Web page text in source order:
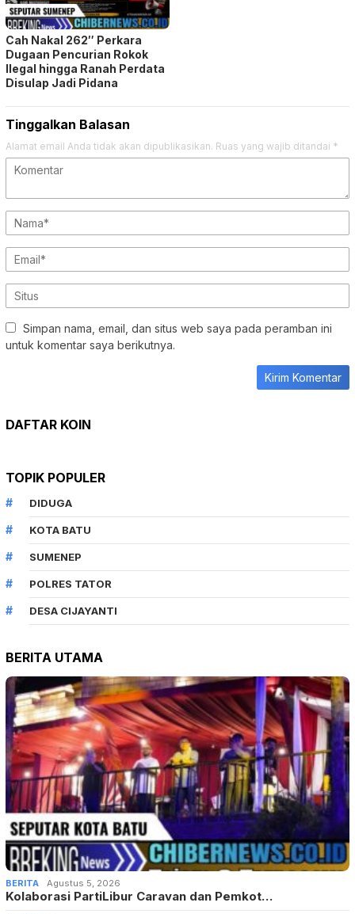
Cah Nakal 262″ Perkara
Dugaan Pencurian Rokok
Ilegal hingga Ranah Perdata
Disulap Jadi Pidana
Tinggalkan Balasan
Alamat email Anda tidak akan dipublikasikan. Ruas yang wajib ditandai *
Simpan nama, email, dan situs web saya pada peramban ini
untuk komentar saya berikutnya.
DAFTAR KOIN
TOPIK POPULER
DIDUGA
KOTA BATU
SUMENEP
POLRES TATOR
DESA CIJAYANTI
BERITA UTAMA
BERITA Agustus 5, 2026
Kolaborasi PartiLibur Caravan dan Pemkot…